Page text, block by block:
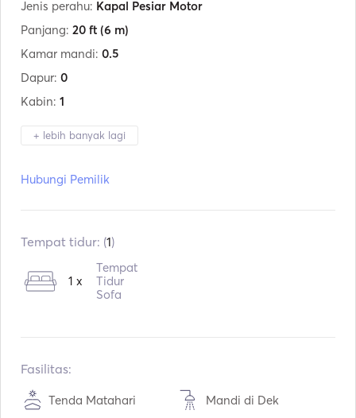
Jenis perahu: Kapal Pesiar Motor
Panjang: 20 ft (6 m)
Kamar mandi: 0.5
Dapur: 0
Kabin: 1
+ lebih banyak lagi
Mesin:1 x 115hp
Tipe Bahan Bakar:Bensin
Kapasitas air:50 L
Hubungi Pemilik
Tempat tidur: (1)
1 x
Tempat
Tidur
Sofa
Fasilitas:
Tenda Matahari Mandi di Dek